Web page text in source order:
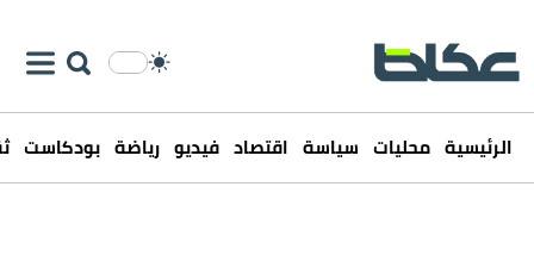
الرئيسية محليات سياسة اقتصاد فيديو رياضة بودكاست